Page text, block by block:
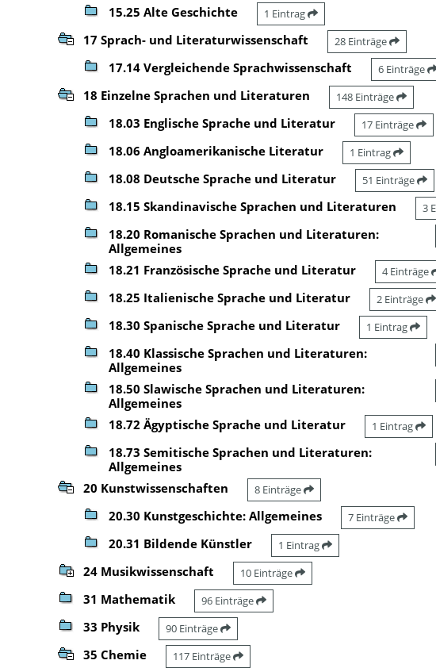
15.25 Alte Geschichte 1 Eintrag
17 Sprach- und Literaturwissenschaft 28 Einträge
17.14 Vergleichende Sprachwissenschaft 6 Einträge
18 Einzelne Sprachen und Literaturen 148 Einträge
18.03 Englische Sprache und Literatur 17 Einträge
18.06 Angloamerikanische Literatur 1 Eintrag
18.08 Deutsche Sprache und Literatur 51 Einträge
18.15 Skandinavische Sprachen und Literaturen 3
18.20 Romanische Sprachen und Literaturen:
Allgemeines
18.21 Französische Sprache und Literatur 4 Einträge
18.25 Italienische Sprache und Literatur 2 Einträge
18.30 Spanische Sprache und Literatur 1 Eintrag
18.40 Klassische Sprachen und Literaturen:
Allgemeines
18.50 Slawische Sprachen und Literaturen:
Allgemeines
18.72 Ägyptische Sprache und Literatur 1 Eintrag
18.73 Semitische Sprachen und Literaturen:
Allgemeines
20 Kunstwissenschaften 8 Einträge
20.30 Kunstgeschichte: Allgemeines 7 Einträge
20.31 Bildende Künstler 1 Eintrag
24 Musikwissenschaft 10 Einträge
31 Mathematik 96 Einträge
33 Physik 90 Einträge
35 Chemie 117 Einträge